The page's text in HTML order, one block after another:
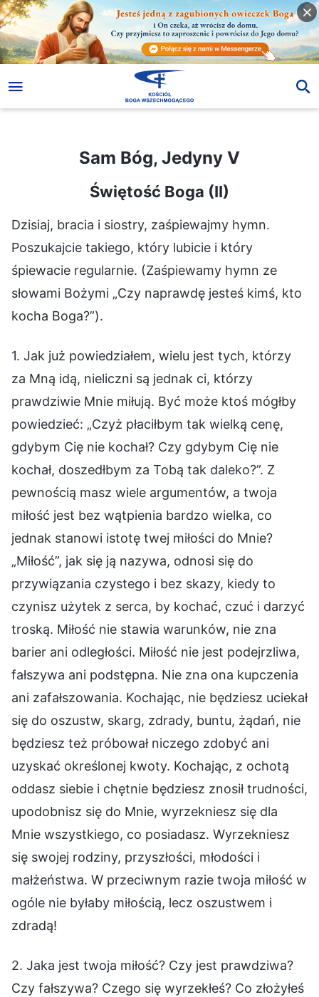
Sam Bóg, Jedyny V
Świętość Boga (II)
Dzisiaj, bracia i siostry, zaśpiewajmy hymn.
Poszukajcie takiego, który lubicie i który
śpiewacie regularnie. (Zaśpiewamy hymn ze
słowami Bożymi „Czy naprawdę jesteś kimś, kto
kocha Boga?”).
1. Jak już powiedziałem, wielu jest tych, którzy
za Mną idą, nieliczni są jednak ci, którzy
prawdziwie Mnie miłują. Być może ktoś mógłby
powiedzieć: „Czyż płaciłbym tak wielką cenę,
gdybym Cię nie kochał? Czy gdybym Cię nie
kochał, doszedłbym za Tobą tak daleko?”. Z
pewnością masz wiele argumentów, a twoja
miłość jest bez wątpienia bardzo wielka, co
jednak stanowi istotę twej miłości do Mnie?
„Miłość”, jak się ją nazywa, odnosi się do
przywiązania czystego i bez skazy, kiedy to
czynisz użytek z serca, by kochać, czuć i darzyć
troską. Miłość nie stawia warunków, nie zna
barier ani odległości. Miłość nie jest podejrzliwa,
fałszywa ani podstępna. Nie zna ona kupczenia
ani zafałszowania. Kochając, nie będziesz uciekał
się do oszustw, skarg, zdrady, buntu, żądań, nie
będziesz też próbował niczego zdobyć ani
uzyskać określonej kwoty. Kochając, z ochotą
oddasz siebie i chętnie będziesz znosił trudności,
upodobnisz się do Mnie, wyrzekniesz się dla
Mnie wszystkiego, co posiadasz. Wyrzekniesz
się swojej rodziny, przyszłości, młodości i
małżeństwa. W przeciwnym razie twoja miłość w
ogóle nie byłaby miłością, lecz oszustwem i
zdradą!
2. Jaka jest twoja miłość? Czy jest prawdziwa?
Czy fałszywa? Czego się wyrzekłeś? Co złożyłeś